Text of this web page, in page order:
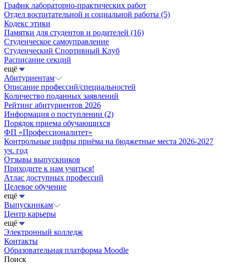
График лабораторно-практических работ
Отдел воспитательной и социальной работы (5)
Кодекс этики
Памятки для студентов и родителей (16)
Студенческое самоуправление
Студенческий Спортивный Клуб
Расписание секций
ещё
Абитуриентам
Описание профессий/специальностей
Количество поданных заявлений
Рейтинг абитуриентов 2026
Информация о поступлении (2)
Порядок приема обучающихся
ФП «Профессионалитет»
Контрольные цифры приёма на бюджетные места 2026-2027
уч. год
Отзывы выпускников
Приходите к нам учиться!
Атлас доступных профессий
Целевое обучение
ещё
Выпускникам
Центр карьеры
ещё
Электронный колледж
Контакты
Образовательная платформа Moodle
Поиск